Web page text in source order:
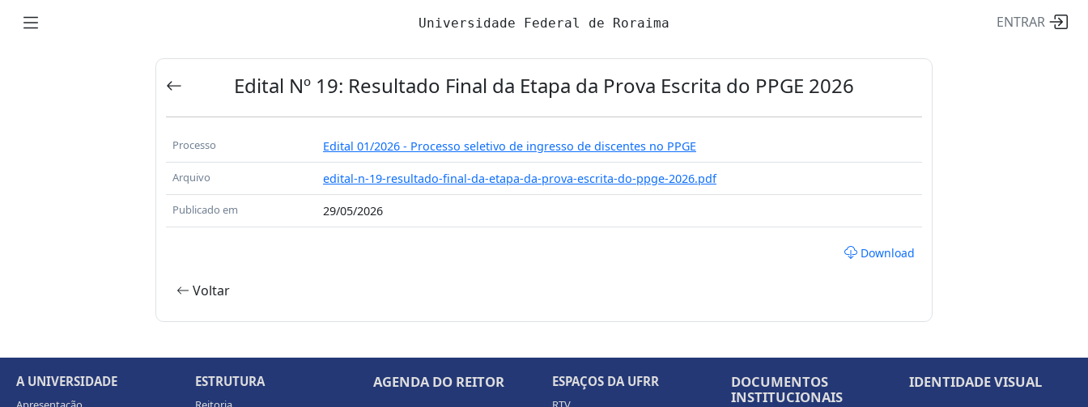
Universidade Federal de Roraima ENTRAR
Edital Nº 19: Resultado Final da Etapa da Prova Escrita do PPGE 2026
Processo Edital 01/2026 - Processo seletivo de ingresso de discentes no PPGE
Arquivo edital-n-19-resultado-final-da-etapa-da-prova-escrita-do-ppge-2026.pdf
Publicado em 29/05/2026
Download
Voltar
A UNIVERSIDADE ESTRUTURA AGENDA DO REITOR ESPAÇOS DA UFRR
DOCUMENTOS
INSTITUCIONAIS
IDENTIDADE VISUAL